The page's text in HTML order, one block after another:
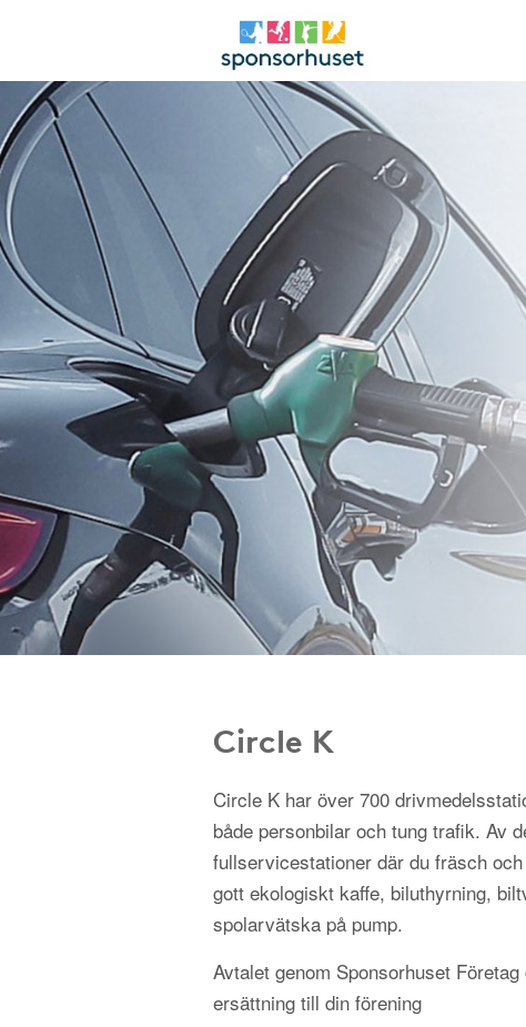
Circle K
Circle K har över 700
både personbilar och tung trafik. Av
fullservicestationer där du fräsch
gott ekologiskt kaffe, biluthyrning,
spolarvätska på pump.
Avtalet genom Sponsorhuset
ersättning till din förening